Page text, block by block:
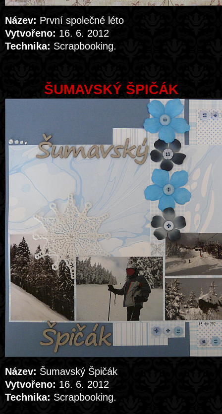
Název: První společné léto
Vytvořeno: 16. 6. 2012
Technika: Scrapbooking.
ŠUMAVSKÝ ŠPIČÁK
Název: Šumavský Špičák
Vytvořeno: 16. 6. 2012
Technika: Scrapbooking.